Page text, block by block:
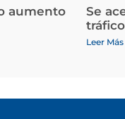
aumento
Se
Leer Más